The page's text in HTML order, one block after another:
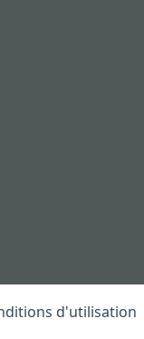
d'utilisation